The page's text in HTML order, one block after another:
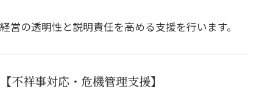
経営の透明性と説明責任を高める支援を行います。
【不祥事対応・危機管理支援】